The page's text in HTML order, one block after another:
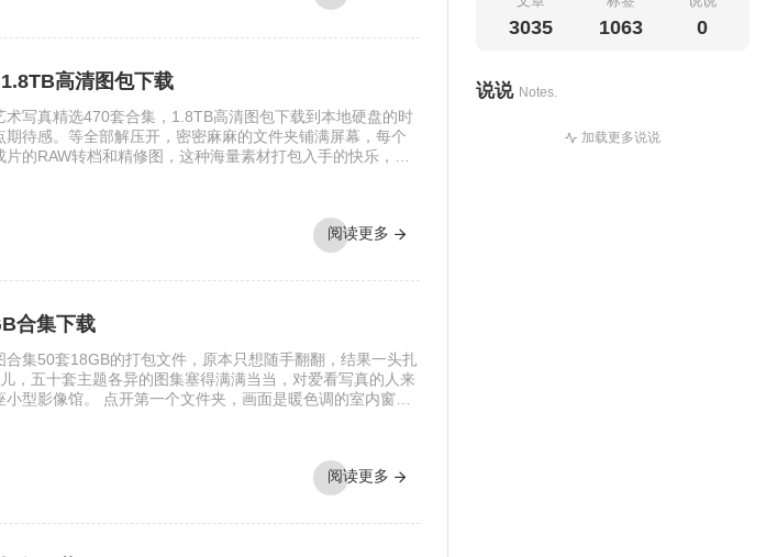
高清图包下载
写真精选470套合集，1.8TB高清图包下载到本地硬盘的时
待感。等全部解压开，密密麻麻的文件夹铺满屏幕，每个
的RAW转档和精修图，这种海量素材打包入手的快乐，大
在石凳边沿，像在等一场不会来的雨。这种拍摄氛围与场
你能看到摄影师对自然光极其耐心，有时 […] 阅读更多
合集下载
集50套18GB的打包文件，原本只想随手翻翻，结果一头扎
，五十套主题各异的图集塞得满满当当，对爱看写真的人来
型影像馆。 点开第一个文件夹，画面是暖色调的室内窗
几张都是类似的生活碎片，却不会因为场景重复而乏味，
情绪的力量。 往后面翻，穿搭风格开始跳脱 […]阅读更多
3035 1063 0
说说 Notes.
加载更多说说